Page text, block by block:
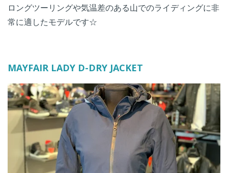
ロングツーリングや気温差のある山でのライディングに非
常に適したモデルです☆
MAYFAIR LADY D-DRY JACKET